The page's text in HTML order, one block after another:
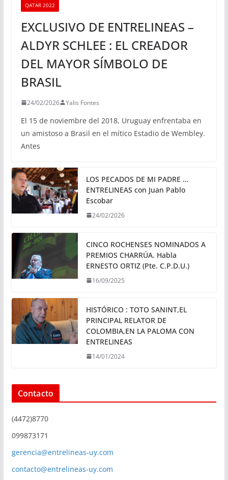
QATAR 2022
EXCLUSIVO DE ENTRELINEAS –
ALDYR SCHLEE : EL CREADOR
DEL MAYOR SÍMBOLO DE
BRASIL
24/02/2026 Yalis Fontes
El 15 de noviembre del 2018, Uruguay enfrentaba en
un amistoso a Brasil en el mítico Estadio de Wembley.
Antes
LOS PECADOS DE MI PADRE …
ENTRELINEAS con Juan Pablo
Escobar
24/02/2026
CINCO ROCHENSES NOMINADOS A
PREMIOS CHARRÚA. Habla
ERNESTO ORTIZ (Pte. C.P.D.U.)
16/09/2025
HISTÓRICO : TOTO SANINT,EL
PRINCIPAL RELATOR DE
COLOMBIA,EN LA PALOMA CON
ENTRELINEAS
14/01/2024
Contacto
(4472)8770
099873171
gerencia@entrelineas-uy.com
contacto@entrelineas-uy.com